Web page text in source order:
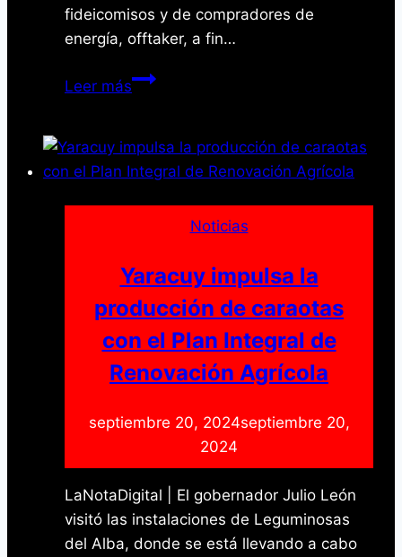
fideicomisos y de compradores de
energía, offtaker, a fin…
Leer másPdvsa
negocios
con
mundial
Noticias
Yaracuy impulsa la
producción de caraotas
con el Plan Integral de
Renovación Agrícola
septiembre 20, 2024septiembre 20,
2024
LaNotaDigital | El gobernador Julio León
visitó las instalaciones de Leguminosas
del Alba, donde se está llevando a cabo